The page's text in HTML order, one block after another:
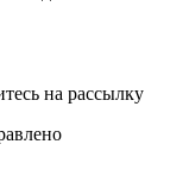
на рассылку